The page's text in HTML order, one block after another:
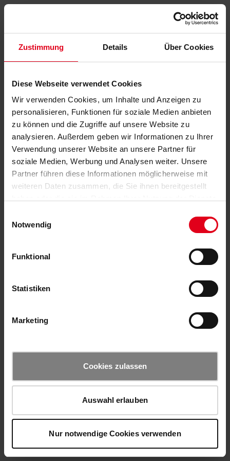
Zustimmung Details Über Cookies
Diese Webseite verwendet Cookies
Wir verwenden Cookies, um Inhalte und Anzeigen zu
personalisieren, Funktionen für soziale Medien anbieten
zu können und die Zugriffe auf unsere Website zu
analysieren. Außerdem geben wir Informationen zu Ihrer
Verwendung unserer Website an unsere Partner für
soziale Medien, Werbung und Analysen weiter. Unsere
Partner führen diese Informationen möglicherweise mit
weiteren Daten zusammen, die Sie ihnen bereitgestellt
Notwendig
Funktional
Statistiken
Marketing
Cookies zulassen
Auswahl erlauben
Nur notwendige Cookies verwenden